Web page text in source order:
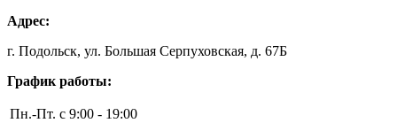
Адрес:
г. Подольск, ул. Большая Серпуховская, д. 67Б
График работы:
Пн.-Пт. с 9:00 - 19:00